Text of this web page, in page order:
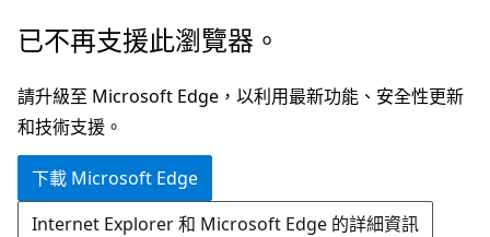
跳
主
要
內
跳
頁
面
內
覽
已不再支援此瀏覽器。
請升級至 Microsoft Edge，以利用最新功能、安全性更新
和技術支援。
下載 Microsoft Edge
Internet Explorer 和 Microsoft Edge 的詳細資訊